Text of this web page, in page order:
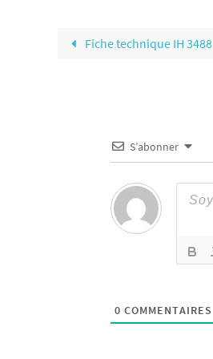
Fiche technique IH 3488
S’abonner
0 COMMENTAIRES